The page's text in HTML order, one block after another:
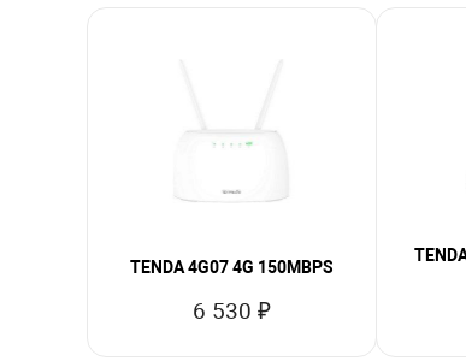
TENDA 4G07 4G 150MBPS
6 530 ₽